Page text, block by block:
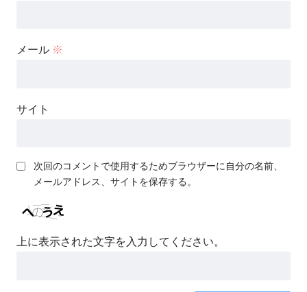
メール ※
サイト
次回のコメントで使用するためブラウザーに自分の名前、
メールアドレス、サイトを保存する。
上に表示された文字を入力してください。